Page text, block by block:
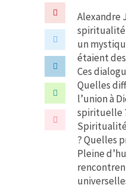
Alexandre
spiritualité
un
étaient
Ces
Quelles
l’union à
spirituelle
? Quelles
Pleine